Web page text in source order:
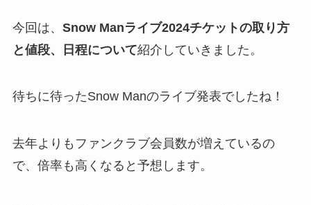
今回は、 Snow Manライブ2024チケットの取り方
と値段、日程について紹介していきました。
待ちに待ったSnow Manのライブ発表でしたね！
去年よりもファンクラブ会員数が増えているの
で、倍率も高くなると予想します。